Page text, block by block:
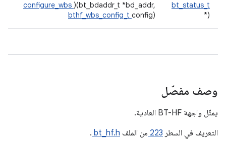
bt_status_t
(*
configure_wbs )(bt_bdaddr_t *bd_addr,
bthf_wbs_config_t config)
وصف مفصّل
يمثّل واجهة BT-HF العادية.
التعريف في السطر 223 من الملف bt_hf.h
.